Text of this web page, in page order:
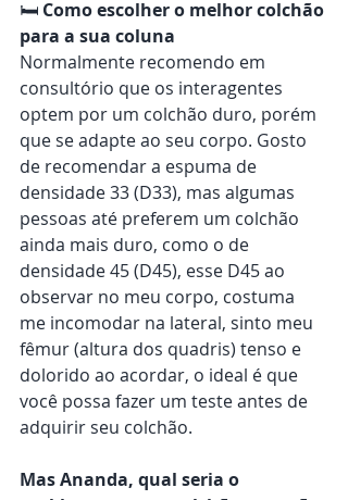
🛏️ Como escolher o melhor colchão
para a sua coluna
Normalmente recomendo em
consultório que os interagentes
optem por um colchão duro, porém
que se adapte ao seu corpo. Gosto
de recomendar a espuma de
densidade 33 (D33), mas algumas
pessoas até preferem um colchão
ainda mais duro, como o de
densidade 45 (D45), esse D45 ao
observar no meu corpo, costuma
me incomodar na lateral, sinto meu
fêmur (altura dos quadris) tenso e
dolorido ao acordar, o ideal é que
você possa fazer um teste antes de
adquirir seu colchão.
Mas Ananda, qual seria o